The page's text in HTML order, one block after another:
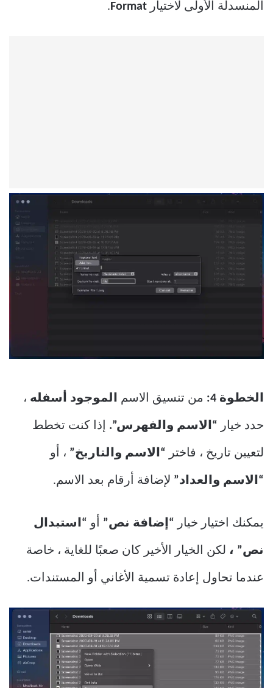
المنسدلة الأولى لاختيار Format
.
الخطوة 4: من تنسيق الاسم الموجود أسفله ،
حدد خيار “الاسم والفهرس”. إذا كنت تخطط
لتعيين تاريخ ، فاختر “الاسم والتاريخ” ، أو
“الاسم والعداد” لإضافة أرقام بعد الاسم.
يمكنك اختيار خيار “إضافة نص” أو “استبدال
نص” ، لكن الخيار الأخير كان صعبًا للغاية ، خاصة
عندما تحاول إعادة تسمية الأغاني أو المستندات.